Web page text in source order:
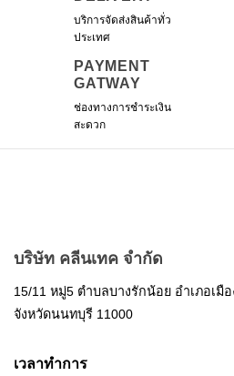
บริการจัดส่งสินค้าทั่ว
ประเทศ
PAYMENT
GATWAY
ช่องทางการชำระเงิน
สะดวก
บริษัท คลีนเทค จำกัด
15/11 หมู่5 ตำบลบางรักน้อย อำเภอเมื
จังหวัดนนทบุรี 11000
เวลาทำการ